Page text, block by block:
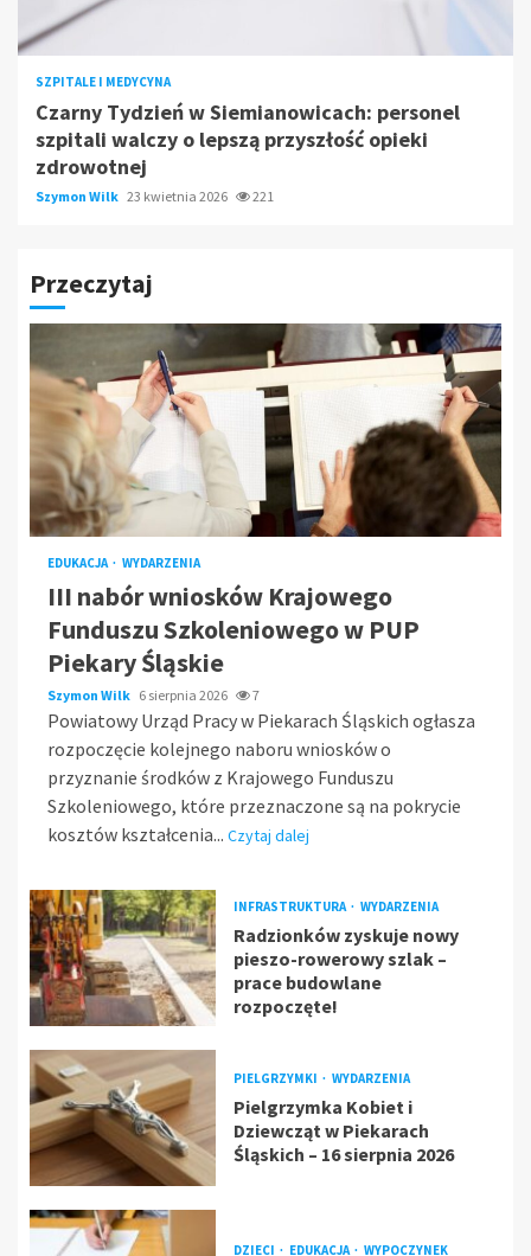
SZPITALE I MEDYCYNA
Czarny Tydzień w Siemianowicach: personel
szpitali walczy o lepszą przyszłość opieki
zdrowotnej
Szymon Wilk 23 kwietnia 2026 221
Przeczytaj
EDUKACJA WYDARZENIA
III nabór wniosków Krajowego
Funduszu Szkoleniowego w PUP
Piekary Śląskie
Szymon Wilk 6 sierpnia 2026 7
Powiatowy Urząd Pracy w Piekarach Śląskich ogłasza
rozpoczęcie kolejnego naboru wniosków o
przyznanie środków z Krajowego Funduszu
Szkoleniowego, które przeznaczone są na pokrycie
kosztów kształcenia... Czytaj dalej
INFRASTRUKTURA WYDARZENIA
Radzionków zyskuje nowy
pieszo-rowerowy szlak –
prace budowlane
rozpoczęte!
PIELGRZYMKI WYDARZENIA
Pielgrzymka Kobiet i
Dziewcząt w Piekarach
Śląskich – 16 sierpnia 2026
DZIECI EDUKACJA WYPOCZYNEK